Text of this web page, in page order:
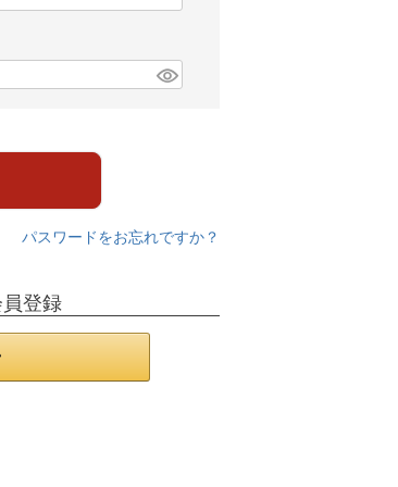
パスワードをお忘れですか？
登録